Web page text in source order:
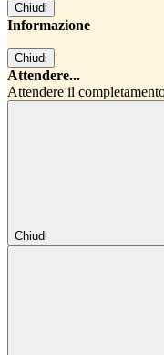
Chiudi
Informazione
Chiudi
Attendere...
Attendere il
Chiudi